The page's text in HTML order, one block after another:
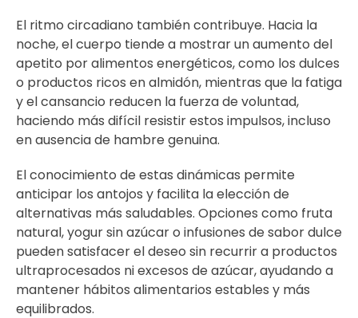
El ritmo circadiano también contribuye. Hacia la
noche, el cuerpo tiende a mostrar un aumento del
apetito por alimentos energéticos, como los dulces
o productos ricos en almidón, mientras que la fatiga
y el cansancio reducen la fuerza de voluntad,
haciendo más difícil resistir estos impulsos, incluso
en ausencia de hambre genuina.
El conocimiento de estas dinámicas permite
anticipar los antojos y facilita la elección de
alternativas más saludables. Opciones como fruta
natural, yogur sin azúcar o infusiones de sabor dulce
pueden satisfacer el deseo sin recurrir a productos
ultraprocesados ni excesos de azúcar, ayudando a
mantener hábitos alimentarios estables y más
equilibrados.